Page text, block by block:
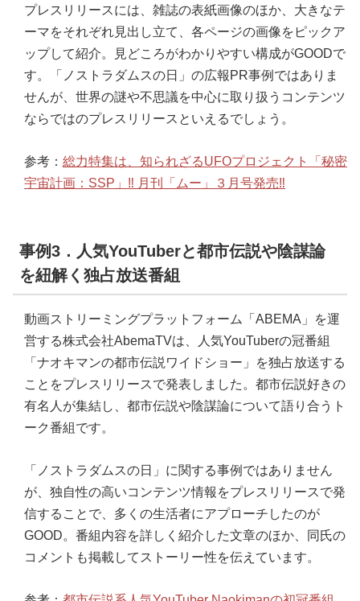
プレスリリースには、雑誌の表紙画像のほか、大きなテ
ーマをそれぞれ見出し立て、各ページの画像をピックア
ップして紹介。見どころがわかりやすい構成がGOODで
す。「ノストラダムスの日」の広報PR事例ではありま
せんが、世界の謎や不思議を中心に取り扱うコンテンツ
ならではのプレスリリースといえるでしょう。
参考： 総力特集は、知られざるUFOプロジェクト「秘密
宇宙計画：SSP」‼ 月刊「ムー」３月号発売‼
事例3．人気YouTuberと都市伝説や陰謀論
を紐解く独占放送番組
動画ストリーミングプラットフォーム「ABEMA」を運
営する株式会社AbemaTVは、人気YouTuberの冠番組
「ナオキマンの都市伝説ワイドショー」を独占放送する
ことをプレスリリースで発表しました。都市伝説好きの
有名人が集結し、都市伝説や陰謀論について語り合うト
ーク番組です。
「ノストラダムスの日」に関する事例ではありません
が、独自性の高いコンテンツ情報をプレスリリースで発
信することで、多くの生活者にアプローチしたのが
GOOD。番組内容を詳しく紹介した文章のほか、同氏の
コメントも掲載してストーリー性を伝えています。